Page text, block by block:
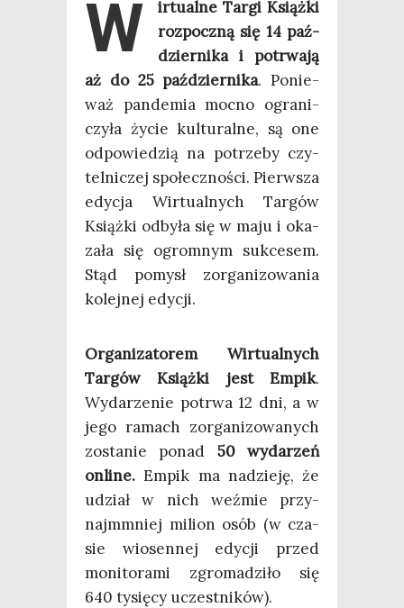
W
ir­tu­al­ne Tar­gi Książ­ki
roz­pocz­ną się 14 paź­
dzier­ni­ka i potrwa­ją
aż do 25 paź­dzier­ni­ka. Ponie­
waż pan­de­mia moc­no ogra­ni­
czy­ła życie kul­tu­ral­ne, są one
odpo­wie­dzią na potrze­by czy­
tel­ni­czej spo­łecz­no­ści. Pierw­sza
edy­cja Wir­tu­al­nych Tar­gów
Książ­ki odby­ła się w maju i oka­
za­ła się ogrom­nym suk­ce­sem.
Stąd pomysł zor­ga­ni­zo­wa­nia
kolej­nej edycji.
Orga­ni­za­to­rem Wir­tu­al­nych
Tar­gów Książ­ki jest Empik.
Wyda­rze­nie potrwa 12 dni, a w
jego ramach zor­ga­ni­zo­wa­nych
zosta­nie ponad 50 wyda­rzeń
onli­ne. Empik ma nadzie­ję, że
udział w nich weź­mie przy­
najm­m­niej milion osób (w cza­
sie wio­sen­nej edy­cji przed
moni­to­ra­mi zgro­ma­dzi­ło się
640 tysię­cy uczestników).